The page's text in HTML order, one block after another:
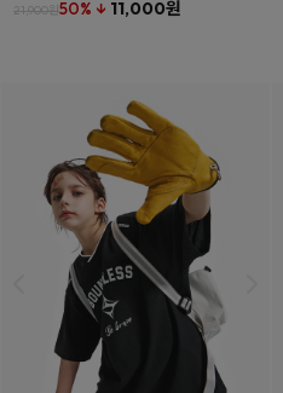
21,900원50% ↓ 11,000원